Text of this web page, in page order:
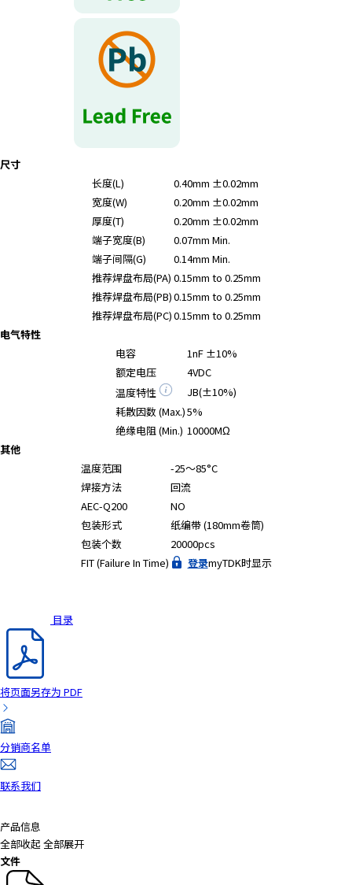
尺寸
长度(L)
0.40mm ±0.02mm
宽度(W)
0.20mm ±0.02mm
厚度(T)
0.20mm ±0.02mm
端子宽度(B)
0.07mm Min.
端子间隔(G)
0.14mm Min.
推荐焊盘布局(PA) 0.15mm to 0.25mm
推荐焊盘布局(PB)0.15mm to 0.25mm
推荐焊盘布局(PC)0.15mm to 0.25mm
电气特性
电容
1nF ±10%
额定电压
4VDC
温度特性
JB(±10%)
耗散因数 (Max.)5%
绝缘电阻 (Min.) 10000MΩ
其他
温度范围
-25～85°C
焊接方法
回流
AEC-Q200
NO
包装形式
纸编带 (180mm卷筒)
包装个数
20000pcs
FIT (Failure In Time)
登录myTDK时显示
目录
将页面另存为 PDF
分销商名单
联系我们
产品信息
全部收起 全部展开
文件